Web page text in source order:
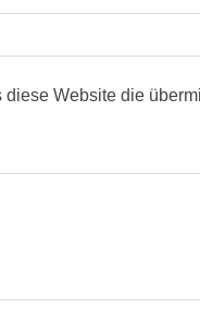
diese Website die